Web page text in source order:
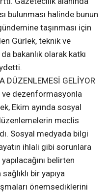
bulunması halinde bunun
taşınması için
Gürlek, teknik ve
bakanlık olarak katkı
DÜZENLEMESİ GELİYOR
dezenformasyonla
Ekim ayında sosyal
meclis
Sosyal medyada bilgi
ihlali gibi sorunlara
belirten
bir yapıya
önemsediklerini